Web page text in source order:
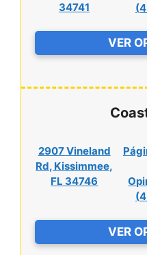
34741
(
VER
2907 Vineland
Rd, Kissimmee,
FL 34746
(
VER